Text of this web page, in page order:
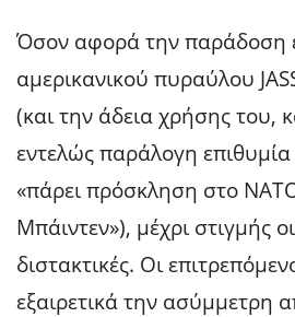
Όσον αφορά την παράδοση
αμερικανικού πυραύλου
(και την άδεια χρήσης του,
εντελώς παράλογη
«πάρει πρόσκληση στο
Μπάιντεν»), μέχρι στιγμής
διστακτικές. Οι
εξαιρετικά την ασύμμετρη